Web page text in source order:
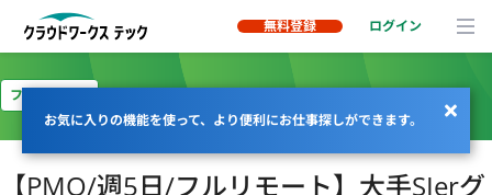
無料登録 ログイン
お気に入りの機能を使って、より便利にお仕事探しができます。
フルリモート
【PMO/週5日/フルリモート】大手SIerグ